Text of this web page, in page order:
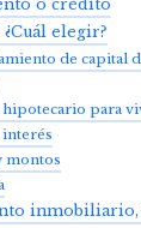
o crédito
elegir?
de capital
para
interés
montos
inmobiliario,